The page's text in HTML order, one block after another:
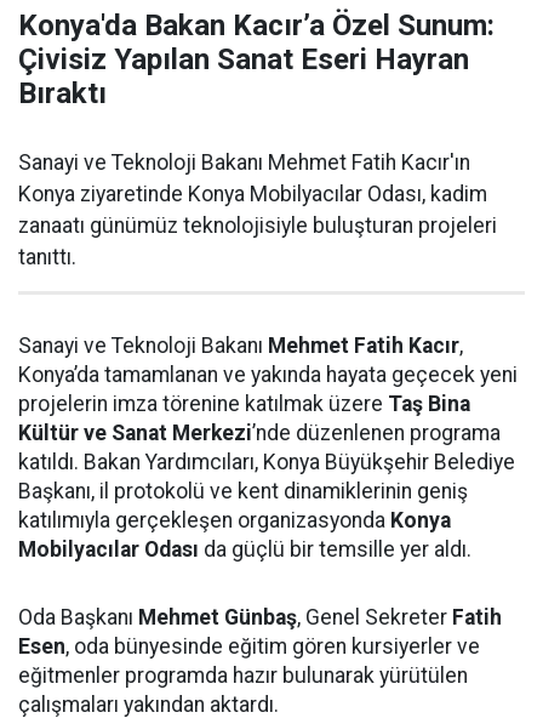
Konya'da Bakan Kacır’a Özel Sunum:
Çivisiz Yapılan Sanat Eseri Hayran
Bıraktı
Sanayi ve Teknoloji Bakanı Mehmet Fatih Kacır'ın
Konya ziyaretinde Konya Mobilyacılar Odası, kadim
zanaatı günümüz teknolojisiyle buluşturan projeleri
tanıttı.
Sanayi ve Teknoloji Bakanı Mehmet Fatih Kacır,
Konya’da tamamlanan ve yakında hayata geçecek yeni
projelerin imza törenine katılmak üzere Taş Bina
Kültür ve Sanat Merkezi’nde düzenlenen programa
katıldı. Bakan Yardımcıları, Konya Büyükşehir Belediye
Başkanı, il protokolü ve kent dinamiklerinin geniş
katılımıyla gerçekleşen organizasyonda Konya
Mobilyacılar Odası da güçlü bir temsille yer aldı.
Oda Başkanı Mehmet Günbaş, Genel Sekreter Fatih
Esen, oda bünyesinde eğitim gören kursiyerler ve
eğitmenler programda hazır bulunarak yürütülen
çalışmaları yakından aktardı.